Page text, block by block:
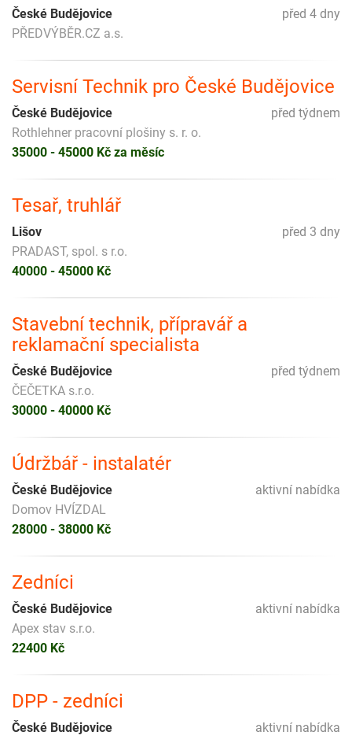
před 4 dny
České Budějovice
PŘEDVÝBĚR.CZ a.s.
Servisní Technik pro České Budějovice
před týdnem
České Budějovice
Rothlehner pracovní plošiny s. r. o.
35000 - 45000 Kč za měsíc
Tesař, truhlář
před 3 dny
Lišov
PRADAST, spol. s r.o.
40000 - 45000 Kč
Stavební technik, přípravář a
reklamační specialista
před týdnem
České Budějovice
ČEČETKA s.r.o.
30000 - 40000 Kč
Údržbář - instalatér
aktivní nabídka
České Budějovice
Domov HVÍZDAL
28000 - 38000 Kč
Zedníci
aktivní nabídka
České Budějovice
Apex stav s.r.o.
22400 Kč
DPP - zedníci
aktivní nabídka
České Budějovice